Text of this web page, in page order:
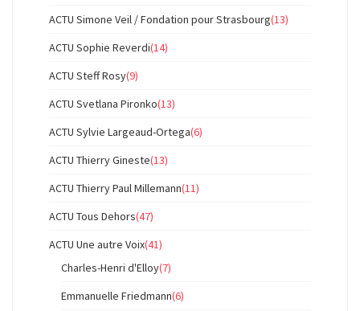
ACTU Simone Veil / Fondation pour Strasbourg(13)
ACTU Sophie Reverdi(14)
ACTU Steff Rosy(9)
ACTU Svetlana Pironko(13)
ACTU Sylvie Largeaud-Ortega(6)
ACTU Thierry Gineste(13)
ACTU Thierry Paul Millemann(11)
ACTU Tous Dehors(47)
ACTU Une autre Voix(41)
Charles-Henri d'Elloy(7)
Emmanuelle Friedmann(6)